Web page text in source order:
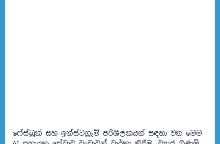
ෆේස්බුක් සහ ඉන්ස්ටග්‍රෑම් පරිශීලකයන් සඳහා වන මෙම